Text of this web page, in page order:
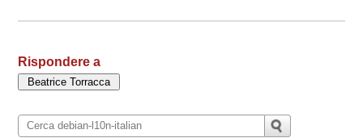
Rispondere a